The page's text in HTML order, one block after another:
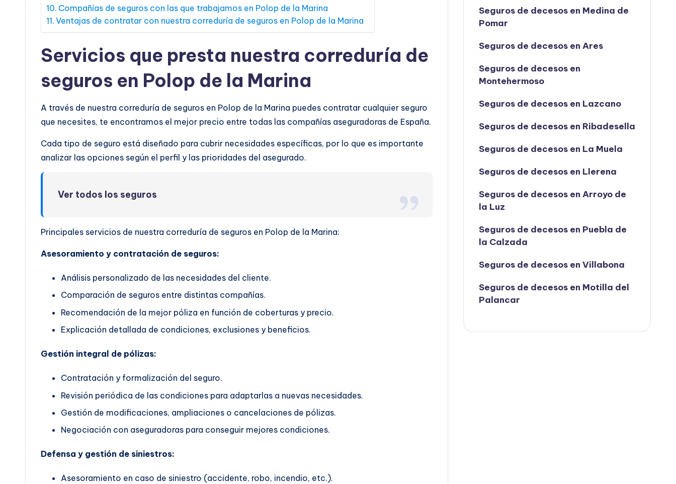
Compañías de seguros con las que trabajamos en Polop de la Marina
Ventajas de contratar con nuestra correduría de seguros en Polop de la Marina
Servicios que presta nuestra correduría de
seguros en Polop de la Marina
A través de nuestra correduría de seguros en Polop de la Marina puedes contratar cualquier seguro
que necesites, te encontramos el mejor precio entre todas las compañías aseguradoras de España.
Cada tipo de seguro está diseñado para cubrir necesidades específicas, por lo que es importante
analizar las opciones según el perfil y las prioridades del asegurado.
Ver todos los seguros
Principales servicios de nuestra correduría de seguros en Polop de la Marina:
Asesoramiento y contratación de seguros:
Análisis personalizado de las necesidades del cliente.
Comparación de seguros entre distintas compañías.
Recomendación de la mejor póliza en función de coberturas y precio.
Explicación detallada de condiciones, exclusiones y beneficios.
Gestión integral de pólizas:
Contratación y formalización del seguro.
Revisión periódica de las condiciones para adaptarlas a nuevas necesidades.
Gestión de modificaciones, ampliaciones o cancelaciones de pólizas.
Negociación con aseguradoras para conseguir mejores condiciones.
Defensa y gestión de siniestros:
Asesoramiento en caso de siniestro (accidente, robo, incendio, etc.).
Seguros de decesos en Medina de
Pomar
Seguros de decesos en Ares
Seguros de decesos en
Montehermoso
Seguros de decesos en Lazcano
Seguros de decesos en Ribadesella
Seguros de decesos en La Muela
Seguros de decesos en Llerena
Seguros de decesos en Arroyo de
la Luz
Seguros de decesos en Puebla de
la Calzada
Seguros de decesos en Villabona
Seguros de decesos en Motilla del
Palancar